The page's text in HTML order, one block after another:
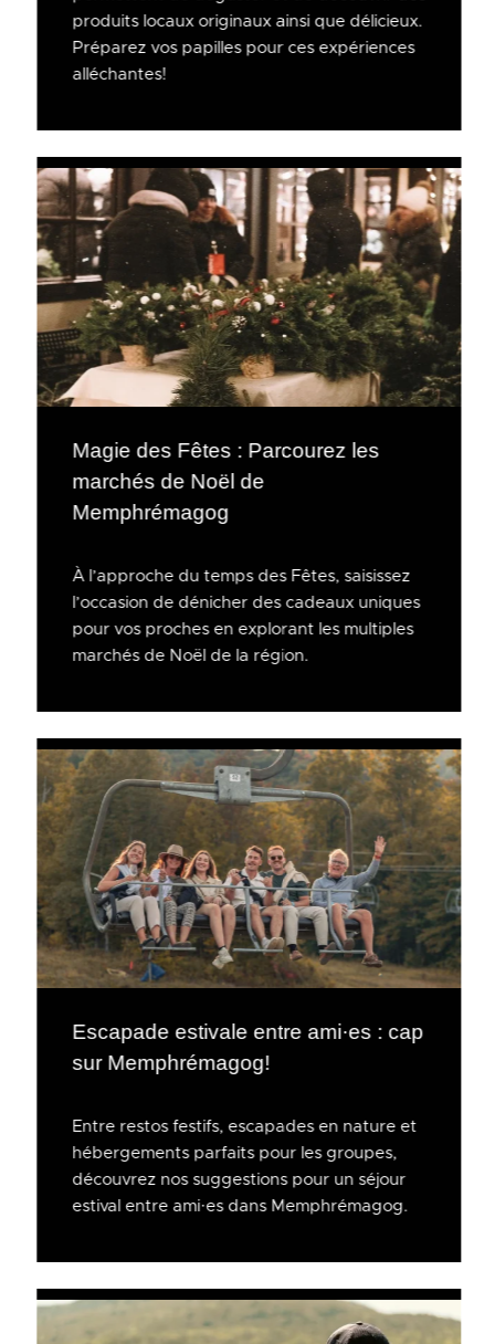
produits locaux originaux ainsi que délicieux.
Préparez vos papilles pour ces expériences
alléchantes!
Magie des Fêtes : Parcourez les
marchés de Noël de
Memphrémagog
À l’approche du temps des Fêtes, saisissez
l’occasion de dénicher des cadeaux uniques
pour vos proches en explorant les multiples
marchés de Noël de la région.
Escapade estivale entre ami·es : cap
sur Memphrémagog!
Entre restos festifs, escapades en nature et
hébergements parfaits pour les groupes,
découvrez nos suggestions pour un séjour
estival entre ami·es dans Memphrémagog.